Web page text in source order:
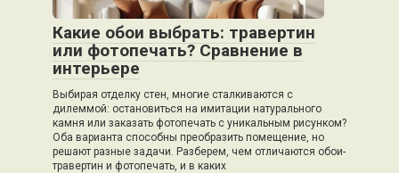
Какие обои выбрать: травертин
или фотопечать? Сравнение в
интерьере
Выбирая отделку стен, многие сталкиваются с
дилеммой: остановиться на имитации натурального
камня или заказать фотопечать с уникальным рисунком?
Оба варианта способны преобразить помещение, но
решают разные задачи. Разберем, чем отличаются обои-
травертин и фотопечать, и в каких